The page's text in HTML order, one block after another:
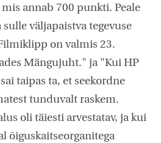
annab 700 punkti. Peale
väljapaistva tegevuse
on valmis 23.
Mängujuht." ja "Kui HP
taipas ta, et seekordne
tunduvalt raskem.
oli täiesti arvestatav, ja kui
õiguskaitseorganitega